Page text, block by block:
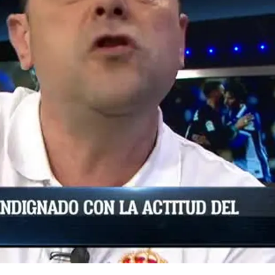
WhatsappFacebook
X